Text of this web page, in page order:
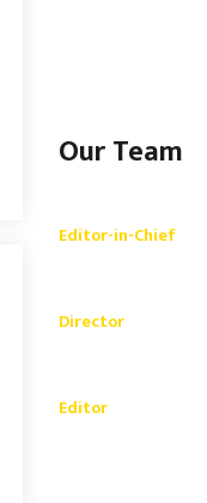
Our Team
Editor-in-Chief
Director
Editor